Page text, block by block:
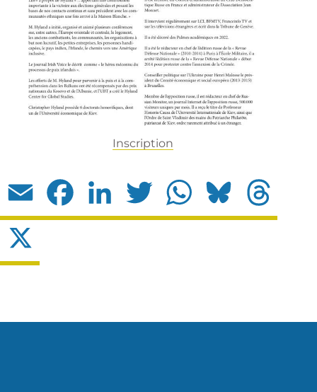
Inscription
Email Facebook LinkedIn Twitter WhatsApp Bluesky